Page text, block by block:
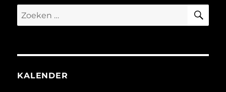
Zoeken
naar:
KALENDER